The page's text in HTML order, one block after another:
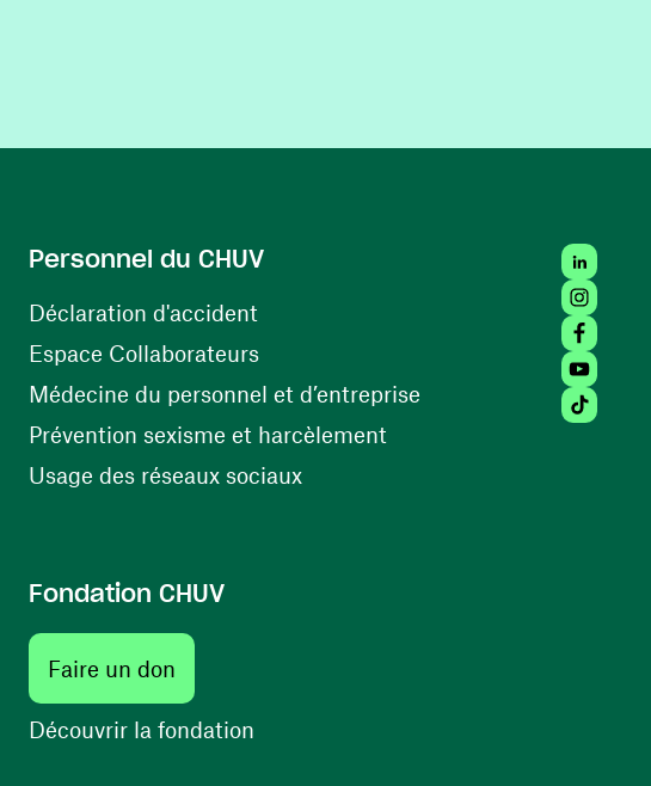
Personnel du CHUV
Déclaration d'accident(opens in a new window)
Espace Collaborateurs(opens in a new window)
Médecine du personnel et d’entreprise(opens in a new
Prévention sexisme et harcèlement(opens in a new window)
Usage des réseaux sociaux(opens in a new window)
Fondation CHUV
Faire un don
Découvrir la fondation
Tiktok